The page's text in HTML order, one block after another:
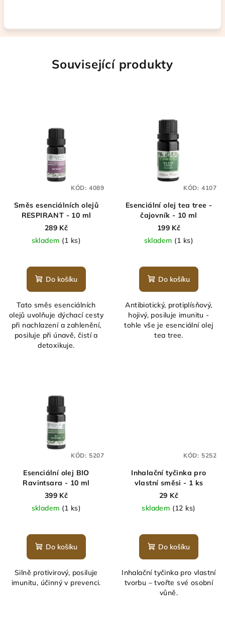
Související produkty
Směs esenciálních olejů
RESPIRANT - 10 ml
289 Kč
skladem (1 ks)
Do košíku
Tato směs esenciálních
olejů uvolňuje dýchací cesty
při nachlazení a zahlenění,
posiluje při únavě, čistí a
detoxikuje.
KÓD: 4089
Esenciální olej tea tree -
čajovník - 10 ml
199 Kč
skladem (1 ks)
Do košíku
Antibiotický, protiplísňový,
hojivý, posiluje imunitu -
tohle vše je esenciální olej
tea tree.
KÓD: 4107
Esenciální olej BIO
Ravintsara - 10 ml
399 Kč
skladem (1 ks)
Do košíku
Silně protivirový, posiluje
imunitu, účinný v prevenci.
KÓD: 5207
Inhalační tyčinka pro
vlastní směsi - 1 ks
29 Kč
skladem (12 ks)
Do košíku
Inhalační tyčinka pro vlastní
tvorbu – tvořte své osobní
vůně.
KÓD: 5252